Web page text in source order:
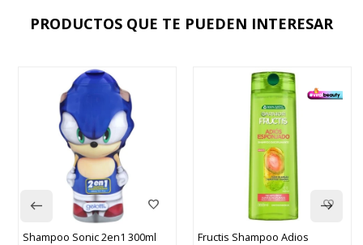
PRODUCTOS QUE TE PUEDEN INTERESAR
Shampoo Sonic 2en1 300ml
Fructis Shampoo Adios